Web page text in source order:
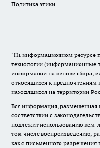
Политика этики
"На информационном ресурсе
технологии (информационные
информации на основе сбора,
относящихся к предпочтениям
находящихся на территории
Вся информация, размещенная
соответствии с
подлежит использованию кем-
том числе воспроизведению,
как с письменного разрешения